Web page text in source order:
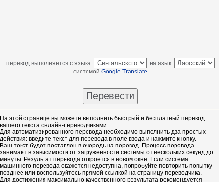
перевод выполняется с языка:
на язык:
системой Google Translate
На этой странице вы можете выполнить быстрый и бесплатный перевод
вашего текста онлайн-переводчиками.
Для автоматизированного перевода необходимо выполнить два простых
действия: введите текст для перевода в поле ввода и нажмите кнопку.
Ваш текст будет поставлен в очередь на перевод. Процесс перевода
занимает в зависимости от загруженности системы от нескольких секунд до
минуты. Результат перевода откроется в новом окне. Если система
машинного перевода окажется недоступна, попробуйте повторить попытку
позднее или воспользуйтесь прямой ссылкой на страницу переводчика.
Для достижения максимально качественного результата рекомендуется